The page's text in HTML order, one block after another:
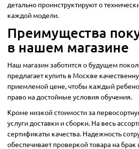
детально проинструктируют о
каждой модели.
Преимущества
в нашем магазине
Наш магазин заботится о будущем
предлагает купить в Москве
приемлемой цене, чтобы каждый
право на достойные условия обучения.
Кроме низкой стоимости за
услуги доставки и сборки. На весь
сертификаты качества. Надежность
обеспечивает проверкой товара на